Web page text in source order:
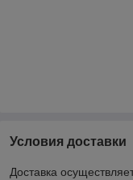
Условия доставки
Доставка